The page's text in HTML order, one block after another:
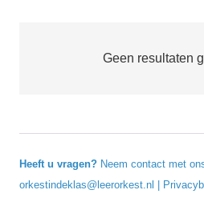
Geen resultaten
Heeft u vragen? Neem contact met
orkestindeklas@leerorkest.nl